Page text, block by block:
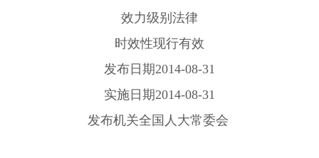
效力级别法律
时效性现行有效
发布日期2014-08-31
实施日期2014-08-31
发布机关全国人大常委会